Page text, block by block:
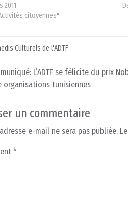
2011
citoyennes"
Culturels de l'ADTF
navigation
L’ADTF se félicite du prix
organisations tunisiennes
un commentaire
e-mail ne sera pas publiée.
*